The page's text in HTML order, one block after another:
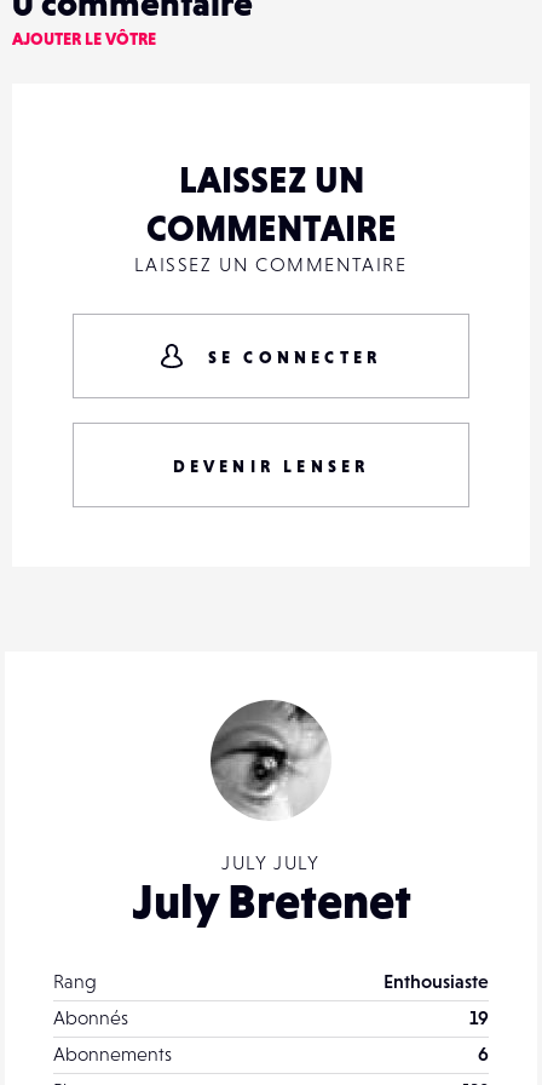
JULY JULY
July Bretenet
Rang
Enthousiaste
Abonnés
19
Abonnements
6
AJOUTER LE VÔTRE
LAISSEZ UN
COMMENTAIRE
LAISSEZ UN COMMENTAIRE
SE CONNECTER
DEVENIR LENSER